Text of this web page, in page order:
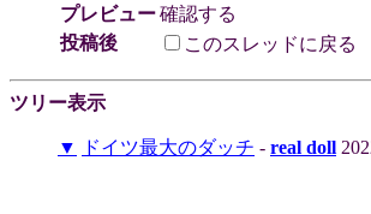
プレビュー確認する
投稿後
このスレッドに戻る
ツリー表示
▼ ドイツ最大のダッチ - real doll